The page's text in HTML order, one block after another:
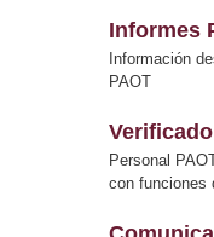
Informes
Información
PAOT
Personal
con funciones